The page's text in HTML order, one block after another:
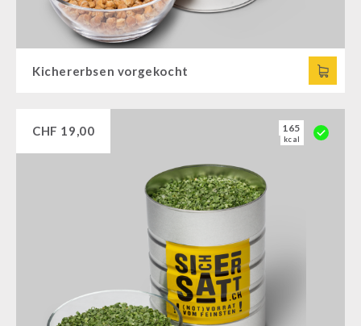
Kichererbsen vorgekocht
CHF 19,00 165
kcal